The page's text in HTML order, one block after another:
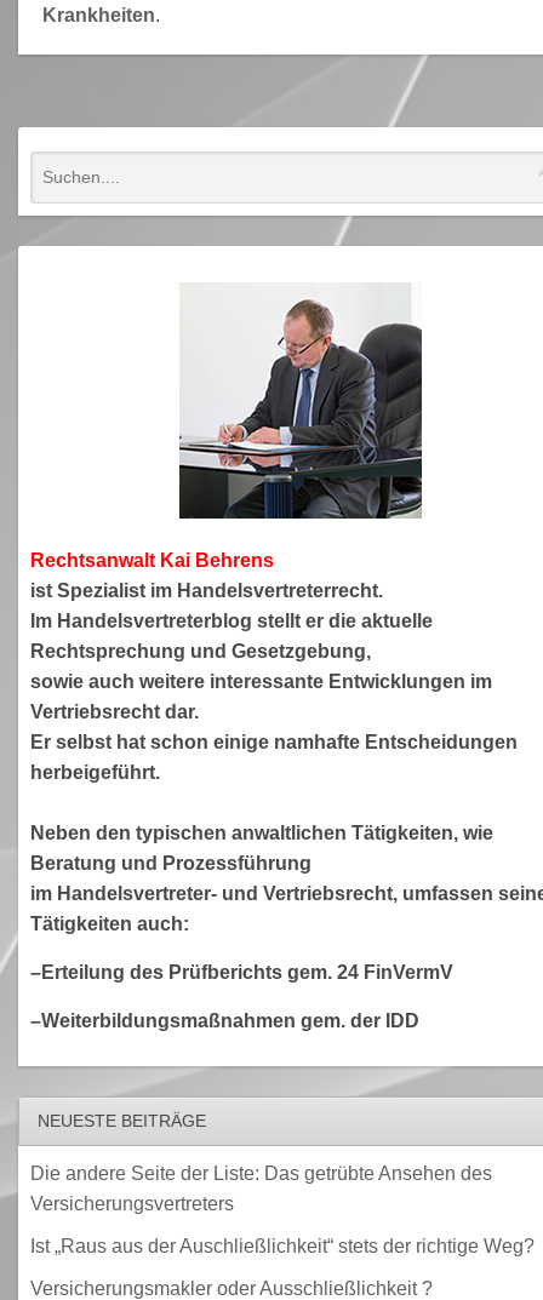
Krankheiten.
Rechtsanwalt Kai Behrens
ist Spezialist im Handelsvertreterrecht.
Im Handelsvertreterblog stellt er die aktuelle
Rechtsprechung und Gesetzgebung,
sowie auch weitere interessante Entwicklungen im
Vertriebsrecht dar.
Er selbst hat schon einige namhafte Entscheidungen
herbeigeführt.
Neben den typischen anwaltlichen Tätigkeiten, wie
Beratung und Prozessführung
im Handelsvertreter- und Vertriebsrecht, umfassen
Tätigkeiten auch:
–Erteilung des Prüfberichts gem. 24 FinVermV
–Weiterbildungsmaßnahmen gem. der IDD
NEUESTE BEITRÄGE
Die andere Seite der Liste: Das getrübte Ansehen des
Versicherungsvertreters
Ist „Raus aus der Auschließlichkeit“ stets der richtige Weg?
Versicherungsmakler oder Ausschließlichkeit ?